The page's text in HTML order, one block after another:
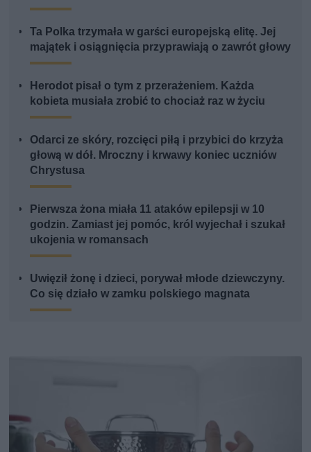
Ta Polka trzymała w garści europejską elitę. Jej
majątek i osiągnięcia przyprawiają o zawrót głowy
Herodot pisał o tym z przerażeniem. Każda
kobieta musiała zrobić to chociaż raz w życiu
Odarci ze skóry, rozcięci piłą i przybici do krzyża
głową w dół. Mroczny i krwawy koniec uczniów
Chrystusa
Pierwsza żona miała 11 ataków epilepsji w 10
godzin. Zamiast jej pomóc, król wyjechał i szukał
ukojenia w romansach
Uwięził żonę i dzieci, porywał młode dziewczyny.
Co się działo w zamku polskiego magnata